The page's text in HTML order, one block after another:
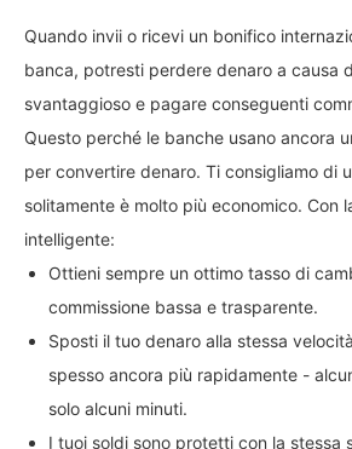
Quando invii o ricevi un bonifico
banca, potresti perdere denaro a causa
svantaggioso e pagare conseguenti
Questo perché le banche usano ancora
per convertire denaro. Ti consigliamo di
solitamente è molto più economico. Con
intelligente:
Ottieni sempre un ottimo tasso di
commissione bassa e trasparente.
Sposti il tuo denaro alla stessa
spesso ancora più rapidamente -
solo alcuni minuti.
I tuoi soldi sono protetti con la stessa